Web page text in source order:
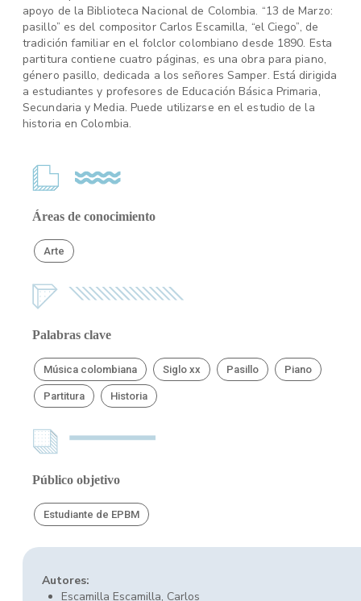
apoyo de la Biblioteca Nacional de Colombia. “13 de Marzo:
pasillo” es del compositor Carlos Escamilla, “el Ciego”, de
tradición familiar en el folclor colombiano desde 1890. Esta
partitura contiene cuatro páginas, es una obra para piano,
género pasillo, dedicada a los señores Samper. Está dirigida
a estudiantes y profesores de Educación Básica Primaria,
Secundaria y Media. Puede utilizarse en el estudio de la
historia en Colombia.
Áreas de conocimiento
Arte
Palabras clave
Música colombiana Siglo xx Pasillo Piano
Partitura Historia
Público objetivo
Estudiante de EPBM
Autores:
Escamilla Escamilla, Carlos